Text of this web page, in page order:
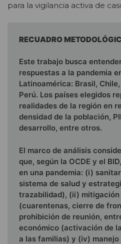
para la vigilancia activa de
RECUADRO
Este trabajo busca
respuestas a la pandemia
Latinoamérica: Brasil,
Perú. Los países elegidos
realidades de la región en
densidad de la población,
desarrollo, entre otros.
El marco de análisis
que, según la OCDE y el
en una pandemia: (i)
sistema de salud y
trazabilidad), (ii)
(cuarentenas, cierre de
prohibición de reunión,
económico (activación de
a las familias) y (iv) manejo